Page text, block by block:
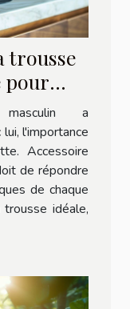
trousse
pour
a
l'importance
Accessoire
de répondre
de chaque
idéale,